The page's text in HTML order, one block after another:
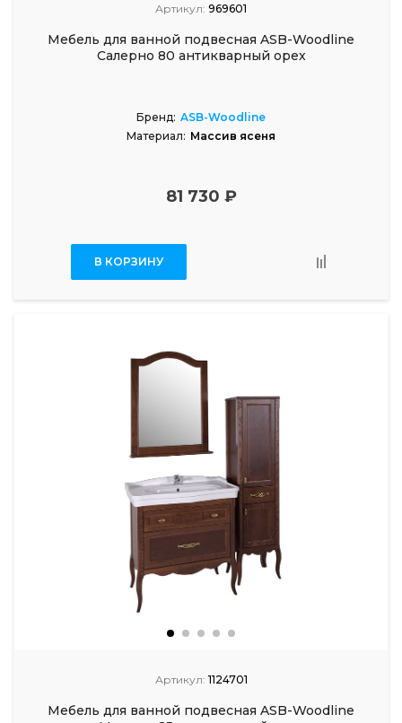
Артикул: 969601
Мебель для ванной подвесная ASB-Woodline
Салерно 80 антикварный орех
Бренд: ASB-Woodline
Материал: Массив ясеня
81 730 ₽
В КОРЗИНУ
Артикул: 1124701
Мебель для ванной подвесная ASB-Woodline